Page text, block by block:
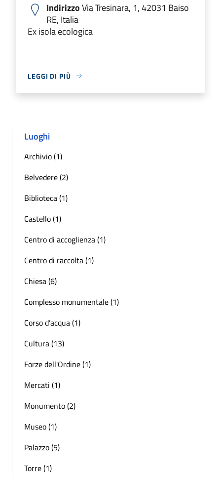
IndirizzoVia Tresinara, 1, 42031 Baiso
RE, Italia
Ex isola ecologica
LEGGI DI PIÙ
Luoghi
Archivio (1)
Belvedere (2)
Biblioteca (1)
Castello (1)
Centro di accoglienza (1)
Centro di raccolta (1)
Chiesa (6)
Complesso monumentale (1)
Corso d’acqua (1)
Cultura (13)
Forze dell'Ordine (1)
Mercati (1)
Monumento (2)
Museo (1)
Palazzo (5)
Torre (1)